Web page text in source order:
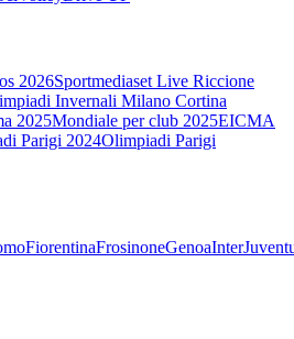
2026Sportmediaset Live Riccione
Invernali Milano Cortina
2025Mondiale per club 2025EICMA
Parigi 2024Olimpiadi Parigi
FiorentinaFrosinoneGenoaInter